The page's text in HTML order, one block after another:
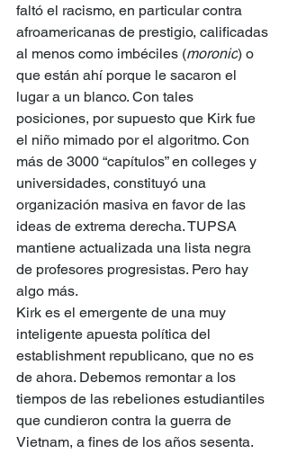
faltó el racismo, en particular contra
afroamericanas de prestigio, calificadas
al menos como imbéciles (moronic) o
que están ahí porque le sacaron el
lugar a un blanco. Con tales
posiciones, por supuesto que Kirk fue
el niño mimado por el algoritmo. Con
más de 3000 “capítulos” en colleges y
universidades, constituyó una
organización masiva en favor de las
ideas de extrema derecha. TUPSA
mantiene actualizada una lista negra
de profesores progresistas. Pero hay
algo más.
Kirk es el emergente de una muy
inteligente apuesta política del
establishment republicano, que no es
de ahora. Debemos remontar a los
tiempos de las rebeliones estudiantiles
que cundieron contra la guerra de
Vietnam, a fines de los años sesenta.